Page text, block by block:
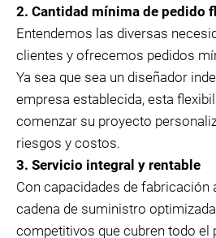
2. Cantidad mínima de pedido
Entendemos las diversas
clientes y ofrecemos pedidos
Ya sea que sea un diseñador
empresa establecida, esta
comenzar su proyecto
riesgos y costos.
3. Servicio integral y rentable
Con capacidades de fabricación
cadena de suministro
competitivos que cubren todo el